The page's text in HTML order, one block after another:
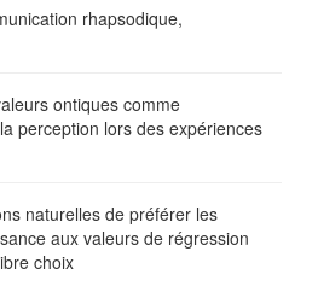
rhapsodique,
ontiques comme
perception lors des expériences
naturelles de préférer les
aux valeurs de régression
choix